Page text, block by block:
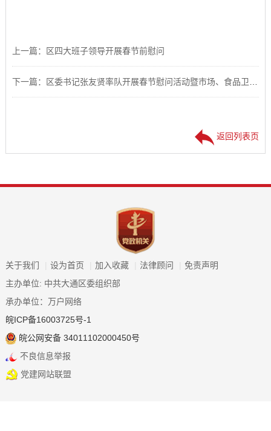
上一篇：区四大班子领导开展春节前慰问
返回列表页
关于我们 设为首页 加入收藏 法律顾问
免责声明
主办单位: 中共大通区委组织部
承办单位：万户网络
皖ICP备16003725号-1
皖公网安备 34011102000450号
不良信息举报
党建网站联盟